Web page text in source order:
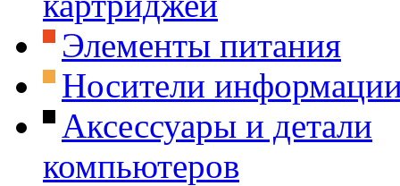
Элементы питания
Носители
Аксессуары и детали
компьютеров